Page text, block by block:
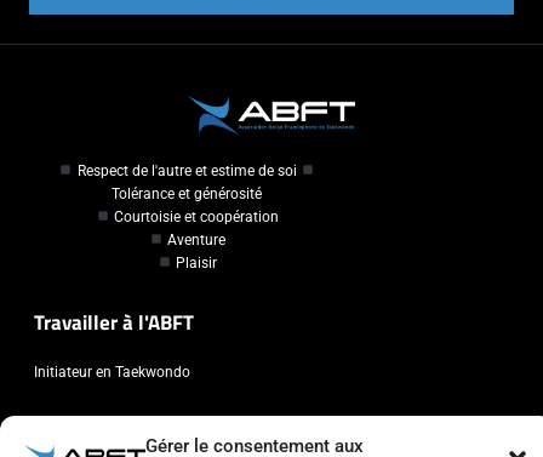
Gérer le consentement aux
Respect de l'autre et estime de soi
Tolérance et générosité
Courtoisie et coopération
Aventure
Plaisir
Travailler à l'ABFT
Initiateur en Taekwondo